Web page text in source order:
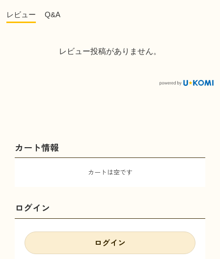
レビュー Q&A
レビュー投稿がありません。
カート情報
カートは空です
ログイン
ログイン